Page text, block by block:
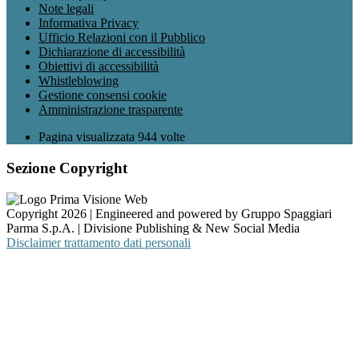
Note legali
Informativa Privacy
Ufficio Relazioni con il Pubblico
Dichiarazione di accessibilità
Obiettivi di accessibilità
Whistleblowing
Gestione consensi cookie
Amministrazione trasparente
Pagina visualizzata 944 volte
Sezione Copyright
Copyright 2026 | Engineered and powered by Gruppo Spaggiari
Parma S.p.A. | Divisione Publishing & New Social Media
Disclaimer trattamento dati personali